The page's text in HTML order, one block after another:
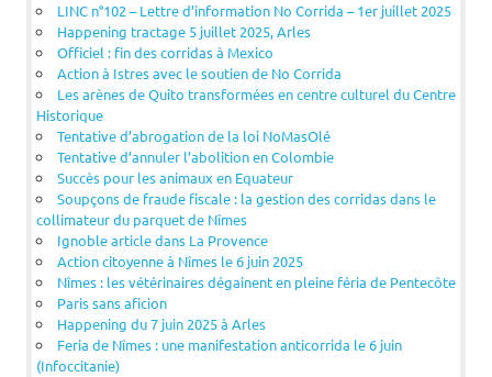
LINC n°102 – Lettre d’information No Corrida – 1er juillet 2025
Happening tractage 5 juillet 2025, Arles
Officiel : fin des corridas à Mexico
Action à Istres avec le soutien de No Corrida
Les arènes de Quito transformées en centre culturel du Centre
Historique
Tentative d’abrogation de la loi NoMasOlé
Tentative d’annuler l’abolition en Colombie
Succès pour les animaux en Equateur
Soupçons de fraude fiscale : la gestion des corridas dans le
collimateur du parquet de Nîmes
Ignoble article dans La Provence
Action citoyenne à Nîmes le 6 juin 2025
Nîmes : les vétérinaires dégainent en pleine féria de Pentecôte
Paris sans aficion
Happening du 7 juin 2025 à Arles
Feria de Nîmes : une manifestation anticorrida le 6 juin
(Infoccitanie)